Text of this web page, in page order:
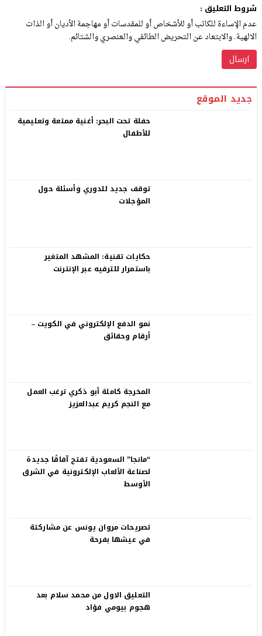
شروط التعليق :
عدم الإساءة للكاتب أو للأشخاص أو للمقدسات أو مهاجمة الأديان أو الذات
الالهية. والابتعاد عن التحريض الطائفي والعنصري والشتائم.
جديد الموقع
حفلة تحت البحر: أغنية ممتعة وتعليمية
للأطفال
توقف جديد للدوري وأسئلة حول
المؤجلات
حكايات تقنية: المشهد المتغير
باستمرار للترفيه عبر الإنترنت
نمو الدفع الإلكتروني في الكويت –
أرقام وحقائق
المخرجة كاملة أبو ذكري ترغب العمل
مع النجم كريم عبدالعزيز
“مانجا” السعودية تفتح آفاقًا جديدة
لصناعة الألعاب الإلكترونية في الشرق
الأوسط
تصريحات مروان يونس عن مشاركتة
في عيشها بفرحة
التعليق الاول من محمد سلام بعد
هجوم بيومي فؤاد